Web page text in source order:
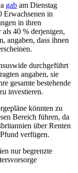
gab am Dienstag
Erwachsenen in
in ihren
40 % derjenigen,
angaben, dass ihnen
durchgeführt
angaben, sie
gesamte bestehende
investieren.
könnten zu
Bereich führen, da
über Renten
verfügen.
nur begrenzte